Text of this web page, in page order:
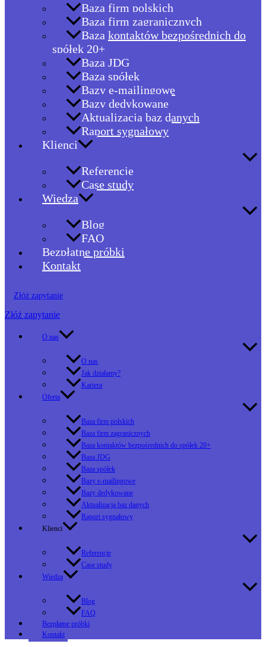
Baza firm polskich
Baza firm zagranicznych
Baza kontaktów bezpośrednich do
spółek 20+
Baza JDG
Baza spółek
Bazy e-mailingowe
Bazy dedykowane
Aktualizacja baz danych
Raport sygnałowy
Klienci
Referencje
Case study
Wiedza
Blog
FAQ
Bezpłatne próbki
Kontakt
Złóż zapytanie
Złóż zapytanie
O nas
O nas
Jak działamy?
Kariera
Oferta
Baza firm polskich
Baza firm zagranicznych
Baza kontaktów bezpośrednich do spółek 20+
Baza JDG
Baza spółek
Bazy e-mailingowe
Bazy dedykowane
Aktualizacja baz danych
Raport sygnałowy
Klienci
Referencje
Case study
Wiedza
Blog
FAQ
Bezpłatne próbki
Kontakt